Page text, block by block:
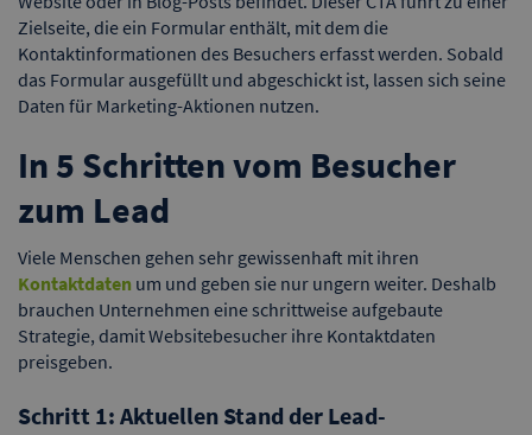
Zielseite, die ein Formular enthält, mit dem die
Kontaktinformationen des Besuchers erfasst werden. Sobald
das Formular ausgefüllt und abgeschickt ist, lassen sich seine
Daten für Marketing-Aktionen nutzen.
In 5 Schritten vom Besucher
zum Lead
Viele Menschen gehen sehr gewissenhaft mit ihren
Kontaktdaten um und geben sie nur ungern weiter. Deshalb
brauchen Unternehmen eine schrittweise aufgebaute
Strategie, damit Websitebesucher ihre Kontaktdaten
preisgeben.
Schritt 1: Aktuellen Stand der Lead-